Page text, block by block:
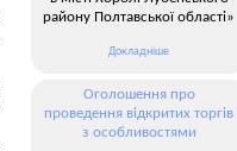
району Полтавської області»
Докладніше
Оголошення про
проведення відкритих торгів
з особливостями